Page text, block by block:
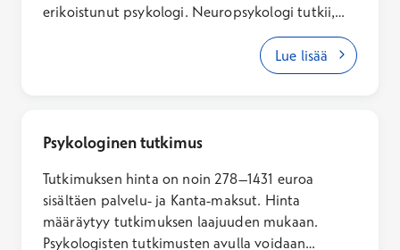
erikoistunut psykologi. Neuropsykologi tutkii,
ohjaa ja kuntouttaa ihmisiä, joilla on
toimintakykyyn vaikuttavia muutoksia tai
vaikeuksia tiedonkäsittelyssä sekä käyttäytymisen
keskittymistä ja päätelmien tekemistä. Vaikeudet
oppimiseen, työntekoon ja ihmissuhteisiinoin
Tiedonkäsittelyn eli kognitiivisten vaikeuksien
taustalla voi olla esimerkiksi jokin
Lue lisää
Psykologinen tutkimus
Tutkimuksen hinta on noin 278–1431 euroa
sisältäen palvelu- ja Kanta-maksut. Hinta
määräytyy tutkimuksen laajuuden mukaan.
Psykologisten tutkimusten avulla voidaan